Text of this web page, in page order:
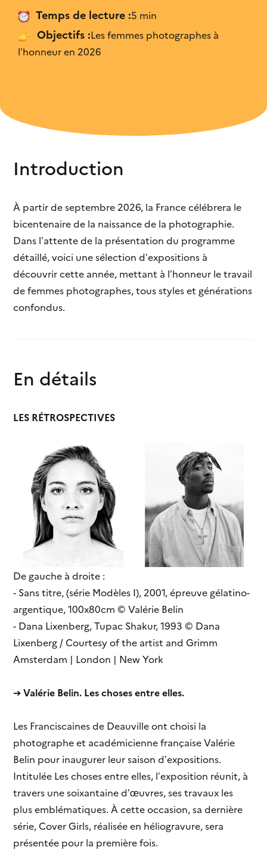
Infographie
Les chiffres des inégalités
J’ai appris des éléments
C’est explicite
C’est trop complexe
C’est de mauvaise qualité
Temps de lecture :5 min
Objectifs :Les femmes photographes à
l’honneur en 2026
Introduction
À partir de septembre 2026, la France célébrera le
bicentenaire de la naissance de la photographie.
Dans l’attente de la présentation du programme
détaillé, voici une sélection d’expositions à
découvrir cette année, mettant à l’honneur le travail
de femmes photographes, tous styles et générations
confondus.
En détails
LES RÉTROSPECTIVES
De gauche à droite :
- Sans titre, (série Modèles I), 2001, épreuve gélatino-
argentique, 100x80cm © Valérie Belin
- Dana Lixenberg, Tupac Shakur, 1993 © Dana
Lixenberg / Courtesy of the artist and Grimm
Amsterdam | London | New York
➔Valérie Belin. Les choses entre elles.
Les Franciscaines de Deauville ont choisi la
photographe et académicienne française Valérie
Belin pour inaugurer leur saison d’expositions.
Intitulée Les choses entre elles, l’exposition réunit, à
travers une soixantaine d’œuvres, ses travaux les
plus emblématiques. À cette occasion, sa dernière
série, Cover Girls, réalisée en héliogravure, sera
présentée pour la première fois.